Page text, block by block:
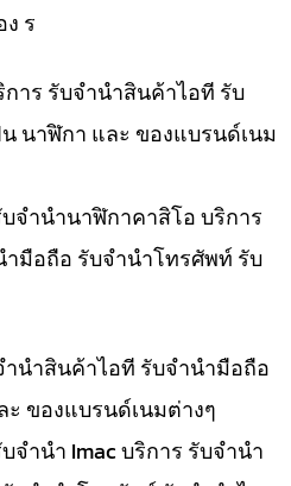
ร
าร รับจำนำสินค้าไอที รับ
นาฬิกา และ ของแบรนด์เนม
จำนำนาฬิกาคาสิโอ บริการ
มือถือ รับจำนำโทรศัพท์ รับ
ำนำสินค้าไอที รับจำนำมือถือ
ของแบรนด์เนมต่างๆ
ำนำ Imac บริการ รับจำนำ